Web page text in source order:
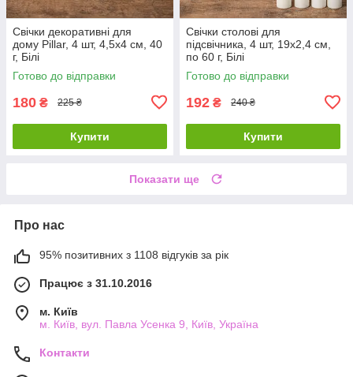
Свічки декоративні для
дому Pillar, 4 шт, 4,5x4 см, 40
г, Білі
Готово до відправки
180 ₴ 225 ₴
Купити
Свічки столові для
підсвічника, 4 шт, 19x2,4 см,
по 60 г, Білі
Готово до відправки
192 ₴ 240 ₴
Купити
Показати ще
Про нас
95% позитивних з 1108 відгуків за рік
Працює з 31.10.2016
м. Київ
м. Київ, вул. Павла Усенка 9, Київ, Україна
Контакти